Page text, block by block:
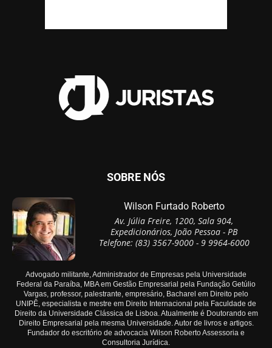
SOBRE NÓS
Wilson Furtado Roberto
Av. Júlia Freire, 1200, Sala 904,
Expedicionários, João Pessoa - PB
Telefone: (83) 3567-9000 - 9 9964-6000
Advogado militante, Administrador de Empresas pela Universidade
Federal da Paraíba, MBA em Gestão Empresarial pela Fundação Getúlio
Vargas, professor, palestrante, empresário, Bacharel em Direito pelo
UNIPÊ, especialista e mestre em Direito Internacional pela Faculdade de
Direito da Universidade Clássica de Lisboa. Atualmente é Doutorando em
Direito Empresarial pela mesma Universidade. Autor de livros e artigos.
Fundador do escritório de advocacia Wilson Roberto Assessoria e
Consultoria Jurídica.